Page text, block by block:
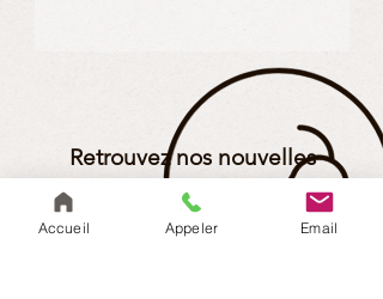
Retrouvez nos nouvelles
actualités ici : les crêpes
vietnamienne !
Accueil Appeler Email